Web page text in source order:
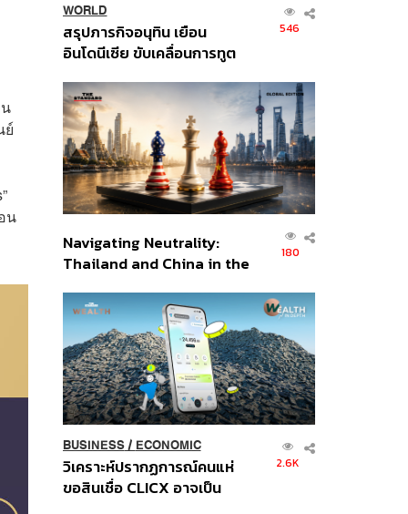
ย์
น
WORLD
สรุปภารกิจอนุทิน เยือน
อินโดนีเซีย ขับเคลื่อนการทูต
ส่วนยุทธศาสตร์ไทย –
อินโดนีเซีย
546
Navigating Neutrality:
Thailand and China in the
Order
180
BUSINESS/ ECONOMIC
วิเคราะห์ปรากฏการณ์คนแห่
ขอสินเชื่อ CLICX อาจเป็น
2.6K